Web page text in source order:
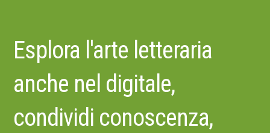
Esplora l'arte letteraria
anche nel digitale,
condividi conoscenza,